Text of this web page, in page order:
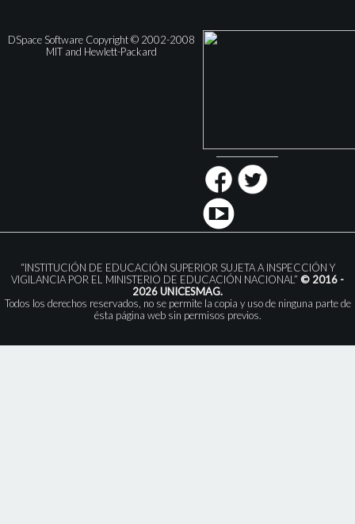
DSpace Software Copyright © 2002-2008
MIT and Hewlett-Packard
“INSTITUCIÓN DE EDUCACIÓN SUPERIOR SUJETA A INSPECCIÓN Y
VIGILANCIA POR EL MINISTERIO DE EDUCACIÓN NACIONAL” © 2016 -
2026 UNICESMAG.
Todos los derechos reservados, no se permite la copia y uso de ninguna parte de
ésta página web sin permisos previos.